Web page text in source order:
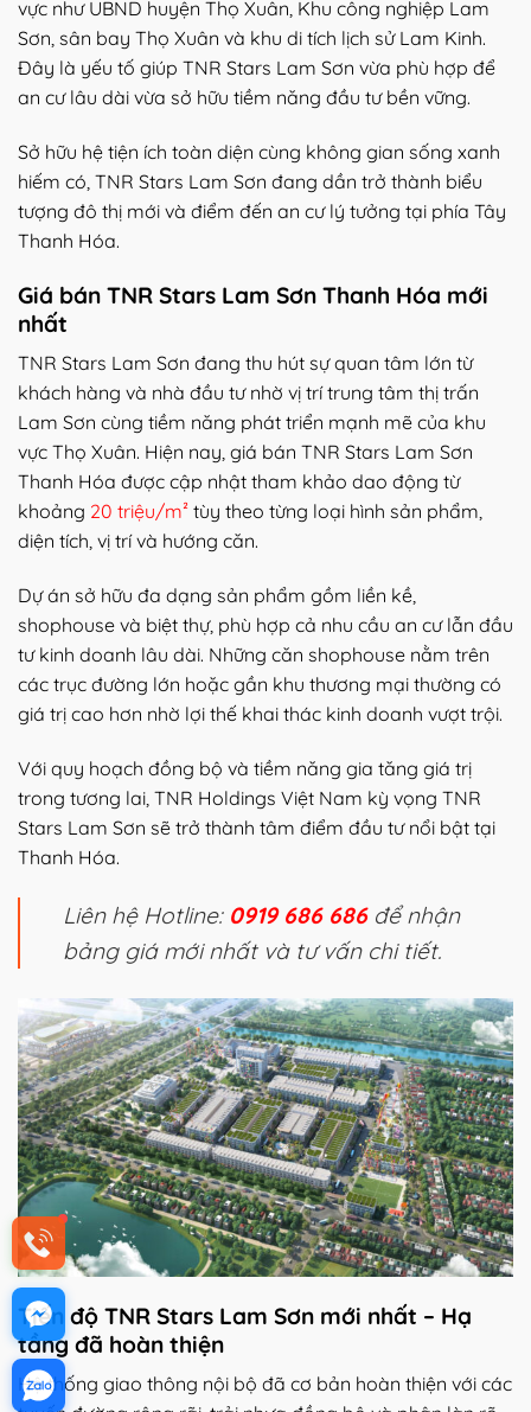
vực như UBND huyện Thọ Xuân, Khu công nghiệp Lam
Sơn, sân bay Thọ Xuân và khu di tích lịch sử Lam Kinh.
Đây là yếu tố giúp TNR Stars Lam Sơn vừa phù hợp để
an cư lâu dài vừa sở hữu tiềm năng đầu tư bền vững.
Sở hữu hệ tiện ích toàn diện cùng không gian sống xanh
hiếm có, TNR Stars Lam Sơn đang dần trở thành biểu
tượng đô thị mới và điểm đến an cư lý tưởng tại phía Tây
Thanh Hóa.
Giá bán TNR Stars Lam Sơn Thanh Hóa mới
nhất
TNR Stars Lam Sơn đang thu hút sự quan tâm lớn từ
khách hàng và nhà đầu tư nhờ vị trí trung tâm thị trấn
Lam Sơn cùng tiềm năng phát triển mạnh mẽ của khu
vực Thọ Xuân. Hiện nay, giá bán TNR Stars Lam Sơn
Thanh Hóa được cập nhật tham khảo dao động từ
khoảng 20 triệu/m² tùy theo từng loại hình sản phẩm,
diện tích, vị trí và hướng căn.
Dự án sở hữu đa dạng sản phẩm gồm liền kề,
shophouse và biệt thự, phù hợp cả nhu cầu an cư lẫn đầu
tư kinh doanh lâu dài. Những căn shophouse nằm trên
các trục đường lớn hoặc gần khu thương mại thường có
giá trị cao hơn nhờ lợi thế khai thác kinh doanh vượt trội.
Với quy hoạch đồng bộ và tiềm năng gia tăng giá trị
trong tương lai, TNR Holdings Việt Nam kỳ vọng TNR
Stars Lam Sơn sẽ trở thành tâm điểm đầu tư nổi bật tại
Thanh Hóa.
Liên hệ Hotline: 0919 686 686để nhận
bảng giá mới nhất và tư vấn chi tiết.
Tiến độ TNR Stars Lam Sơn mới nhất – Hạ
tầng đã hoàn thiện
Hệ thống giao thông nội bộ đã cơ bản hoàn thiện với các